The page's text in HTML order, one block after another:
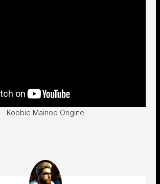
Kobbie Mainoo Origine